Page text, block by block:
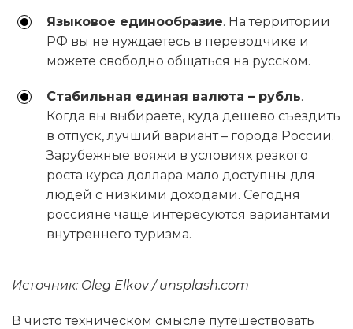
Языковое единообразие. На территории
РФ вы не нуждаетесь в переводчике и
можете свободно общаться на русском.
Стабильная единая валюта – рубль.
Когда вы выбираете, куда дешево съездить
в отпуск, лучший вариант – города России.
Зарубежные вояжи в условиях резкого
роста курса доллара мало доступны для
людей с низкими доходами. Сегодня
россияне чаще интересуются вариантами
внутреннего туризма.
Источник: Oleg Elkov / unsplash.com
В чисто техническом смысле путешествовать